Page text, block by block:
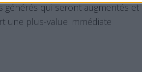
générés qui seront augmentés et
une plus-value immédiate